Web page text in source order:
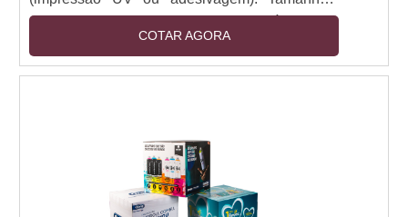
30x30cm a 1x1m. Estrutura montável com
encaixe ou imã, opcional com base em aço ou
rodízios. Iluminação LED integrada (12V).
COTAR AGORA